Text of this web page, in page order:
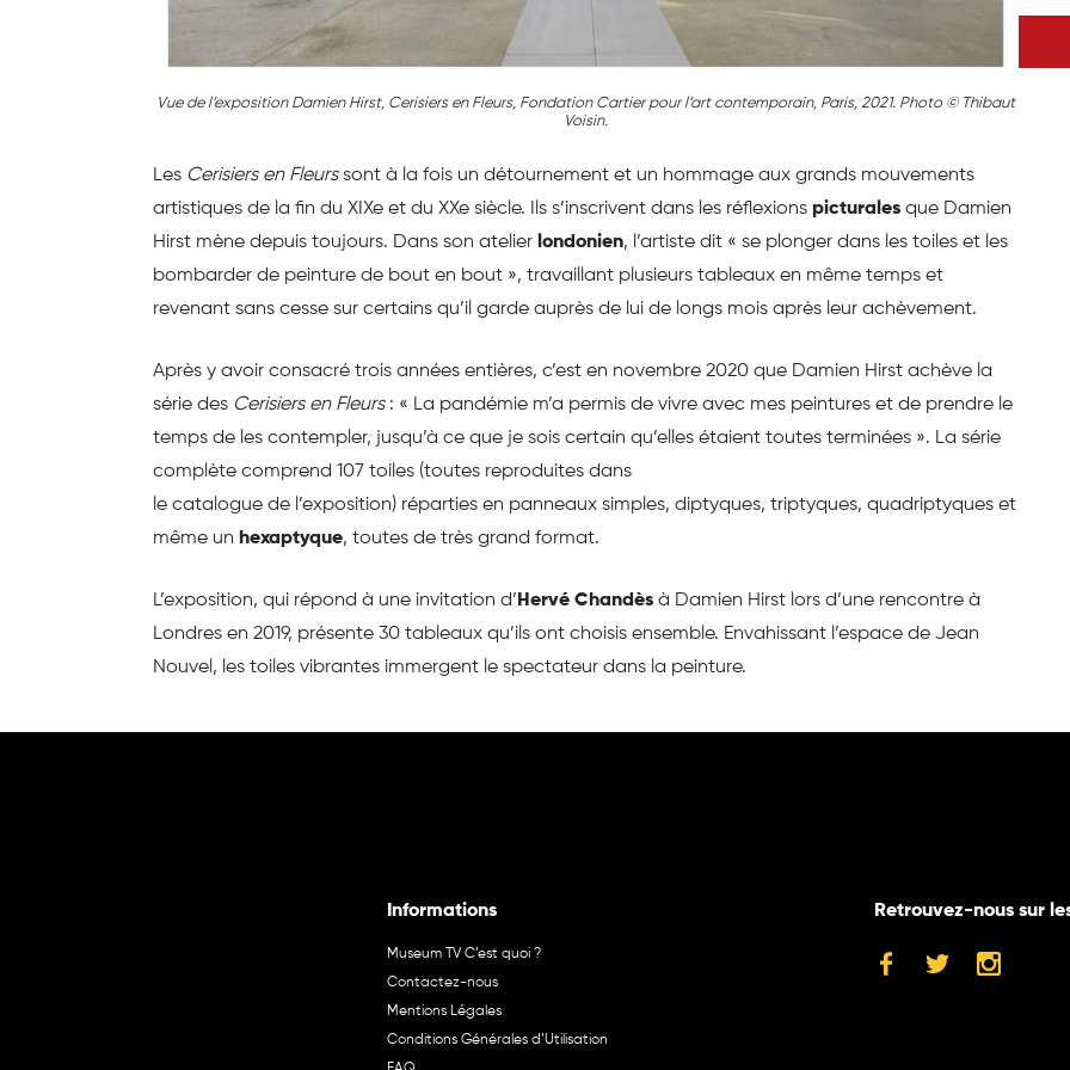
Vue de l’exposition Damien Hirst, Cerisiers en Fleurs, Fondation Cartier pour l’art contemporain, Paris, 2021. Photo ©️ Thibaut
Voisin.
Les Cerisiers en Fleurssont à la fois un détournement et un hommage aux grands mouvements
artistiques de la fin du XIXe et du XXe siècle. Ils s’inscrivent dans les réflexions picturales que Damien
Hirst mène depuis toujours. Dans son atelier londonien, l’artiste dit « se plonger dans les toiles et les
bombarder de peinture de bout en bout », travaillant plusieurs tableaux en même temps et
revenant sans cesse sur certains qu’il garde auprès de lui de longs mois après leur achèvement.
Après y avoir consacré trois années entières, c’est en novembre 2020 que Damien Hirst achève la
série des Cerisiers en Fleurs : « La pandémie m’a permis de vivre avec mes peintures et de prendre le
temps de les contempler, jusqu’à ce que je sois certain qu’elles étaient toutes terminées ». La série
complète comprend 107 toiles (toutes reproduites dans
le catalogue de l’exposition) réparties en panneaux simples, diptyques, triptyques, quadriptyques et
même un hexaptyque, toutes de très grand format.
L’exposition, qui répond à une invitation d’Hervé Chandès à Damien Hirst lors d’une rencontre à
Londres en 2019, présente 30 tableaux qu’ils ont choisis ensemble. Envahissant l’espace de Jean
Nouvel, les toiles vibrantes immergent le spectateur dans la peinture.
Informations
Museum TV C’est quoi ?
Contactez-nous
Mentions Légales
Conditions Générales d’Utilisation
Retrouvez-nous sur